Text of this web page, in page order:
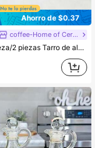
Ahorro de $0.37
coffee-Home of Ceramics
estampado de cuadros vintage clásico, Tarro de cerámica cilíndrico recto de uso múltiple con tapa, Tarro de cerámica hermético redondo, Recipiente para granos de café, Adecuado para especias de cocina, café, granos, caramelos, galletas, decoración de mesa de cocina en el hogar